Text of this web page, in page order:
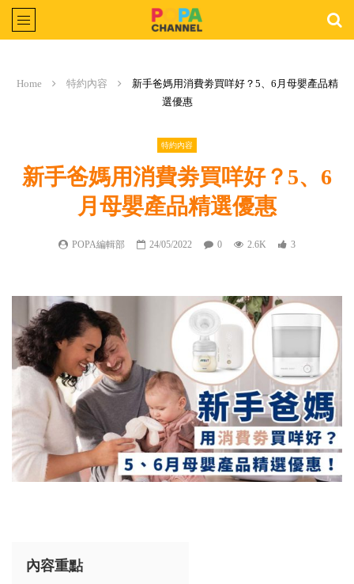
Home 特約內容
新手爸媽用消費劵買咩好？5、6月母嬰產品精
選優惠
特約內容
新手爸媽用消費劵買咩好？5、6
月母嬰產品精選優惠
POPA編輯部 24/05/2022 0 2.6K 3
內容重點